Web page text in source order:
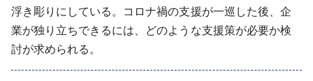
浮き彫りにしている。コロナ禍の支援が一巡した後、企
業が独り立ちできるには、どのような支援策が必要か検
討が求められる。